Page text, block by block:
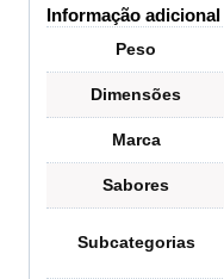
Informação adicional
Peso
Dimensões
Marca
Sabores
Subcategorias